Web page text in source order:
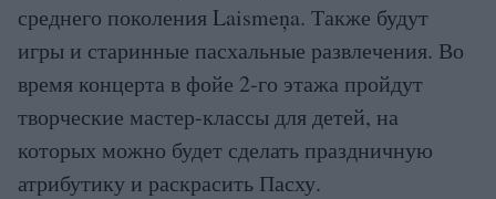
среднего поколения Laismeņa. Также будут
игры и старинные пасхальные развлечения. Во
время концерта в фойе 2-го этажа пройдут
творческие мастер-классы для детей, на
которых можно будет сделать праздничную
атрибутику и раскрасить Пасху.